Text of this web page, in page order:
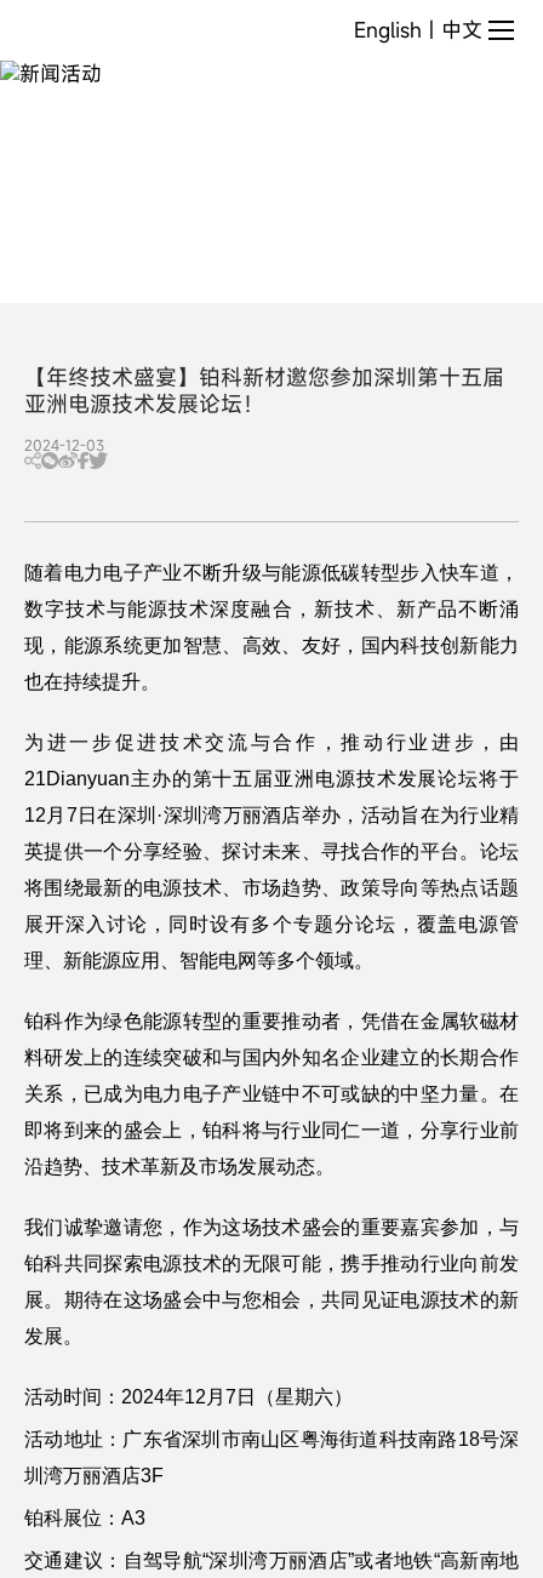
活
English 中文
【年终技术盛宴】铂科新材邀您参加深圳第十五届
亚洲电源技术发展论坛！
2024-12-03
随着电力电子产业不断升级与能源低碳转型步入快车道，
数字技术与能源技术深度融合，新技术、新产品不断涌
现，能源系统更加智慧、高效、友好，国内科技创新能力
也在持续提升。
为进一步促进技术交流与合作，推动行业进步，由
21Dianyuan主办的第十五届亚洲电源技术发展论坛将于
12月7日在深圳·深圳湾万丽酒店举办，活动旨在为行业精
英提供一个分享经验、探讨未来、寻找合作的平台。论坛
将围绕最新的电源技术、市场趋势、政策导向等热点话题
展开深入讨论，同时设有多个专题分论坛，覆盖电源管
理、新能源应用、智能电网等多个领域。
铂科作为绿色能源转型的重要推动者，凭借在金属软磁材
料研发上的连续突破和与国内外知名企业建立的长期合作
关系，已成为电力电子产业链中不可或缺的中坚力量。在
即将到来的盛会上，铂科将与行业同仁一道，分享行业前
沿趋势、技术革新及市场发展动态。
我们诚挚邀请您，作为这场技术盛会的重要嘉宾参加，与
铂科共同探索电源技术的无限可能，携手推动行业向前发
展。期待在这场盛会中与您相会，共同见证电源技术的新
发展。
活动时间：2024年12月7日（星期六）
活动地址：广东省深圳市南山区粤海街道科技南路18号深
圳湾万丽酒店3F
铂科展位：A3
交通建议：自驾导航“深圳湾万丽酒店”或者地铁“高新南地